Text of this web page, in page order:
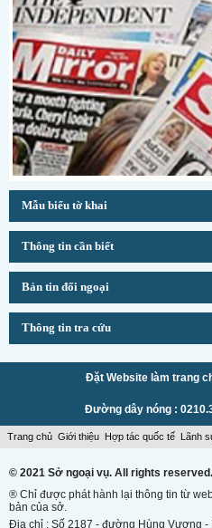
Mẫu biểu tờ khai
Thông tin cần biết
Bản tin đối ngoại
Thông tin tra cứu
Đặt Website làm trang
Đường dây nóng :
Trang chủ Giới thiệu Hợp tác quốc tế Lãnh
© 2021 Sở ngoại vụ. All rights reserved.
® Chỉ được phát hành lại thông tin từ
bản của sở.
Địa chỉ : Số 2187 - đường Hùng Vương -